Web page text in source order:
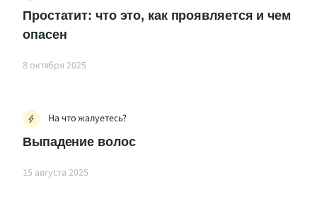
Простатит: что это, как проявляется и чем
опасен
8 октября 2025
На что жалуетесь?
Выпадение волос
15 августа 2025